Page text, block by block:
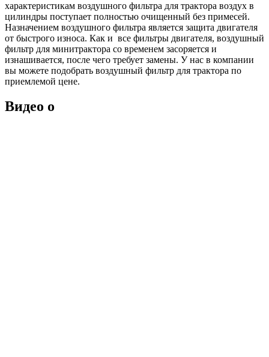
характеристикам воздушного фильтра для трактора воздух в
цилиндры поступает полностью очищенный без примесей.
Назначением воздушного фильтра является защита двигателя
от быстрого износа. Как и все фильтры двигателя, воздушный
фильтр для минитрактора со временем засоряется и
изнашивается, после чего требует замены. У нас в компании
вы можете подобрать воздушный фильтр для трактора по
приемлемой цене.
Видео о